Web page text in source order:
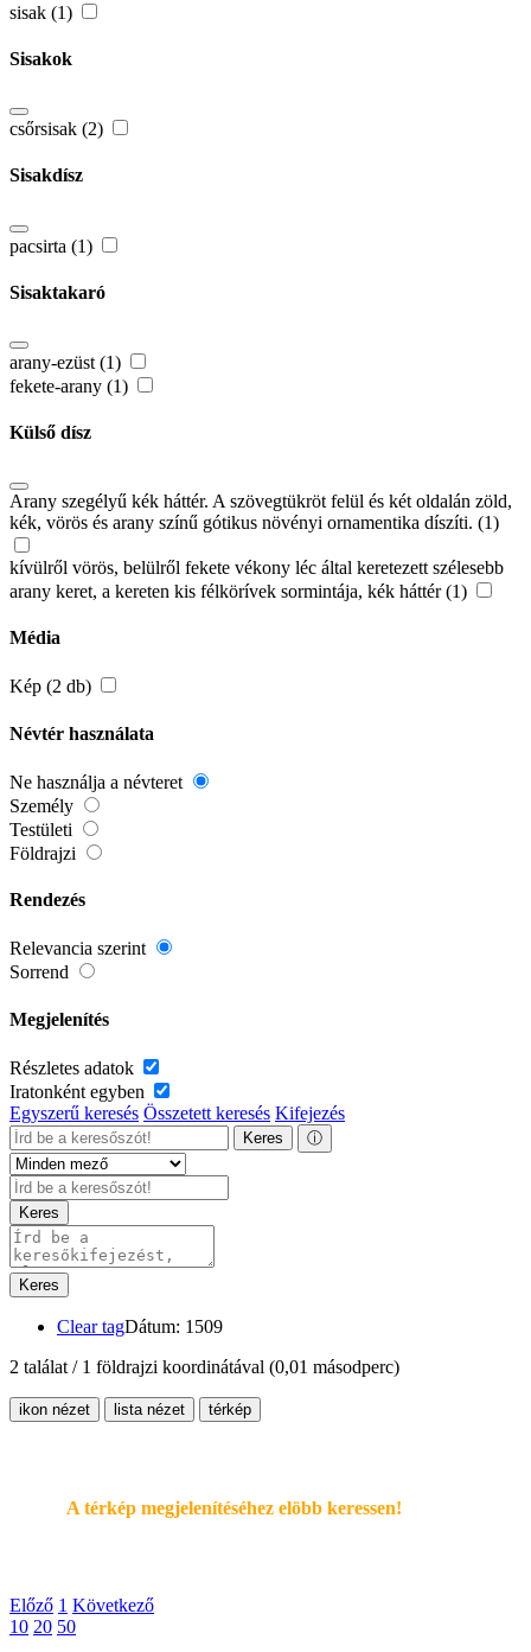
sisak (1)
Sisakok
csőrsisak (2)
Sisakdísz
pacsirta (1)
Sisaktakaró
arany-ezüst (1)
fekete-arany (1)
Külső dísz
Arany szegélyű kék háttér. A szövegtükröt felül és két oldalán zöld,
kék, vörös és arany színű gótikus növényi ornamentika díszíti. (1)
kívülről vörös, belülről fekete vékony léc által keretezett szélesebb
arany keret, a kereten kis félkörívek sormintája, kék háttér (1)
Média
Kép (2 db)
Névtér használata
Ne használja a névteret
Személy
Testületi
Földrajzi
Rendezés
Relevancia szerint
Sorrend
Megjelenítés
Részletes adatok
Iratonként egyben
Egyszerű keresés Összetett keresés Kifejezés
Keres ⓘ
Keres
Keres
Clear tagDátum: 1509
2 találat / 1 földrajzi koordinátával (0,01 másodperc)
ikon nézet lista nézet térkép
A térkép megjelenítéséhez elöbb keressen!
Előző 1 Következő
10 20 50